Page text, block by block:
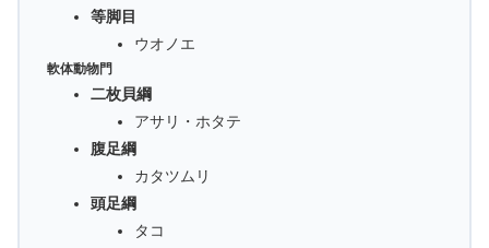
等脚目
ウオノエ
軟体動物門
二枚貝綱
アサリ・ホタテ
腹足綱
カタツムリ
頭足綱
タコ